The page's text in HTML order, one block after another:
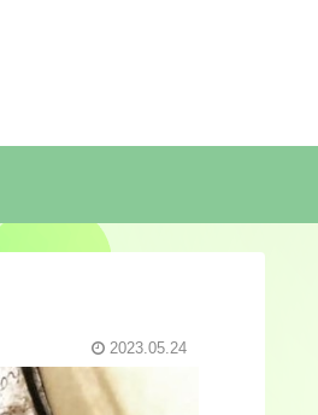
2023.05.24